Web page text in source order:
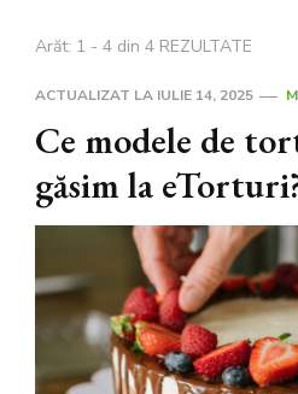
Arăt: 1 - 4 din 4 REZULTATE
ACTUALIZAT LA IULIE 14, 2025
Ce modele de
găsim la